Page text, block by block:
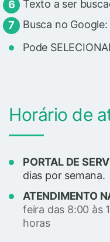
Texto a ser
Busca no Google:
Pode
Horário de
PORTAL DE
dias por semana.
ATENDIMENTO
feira das 8:00 às
horas